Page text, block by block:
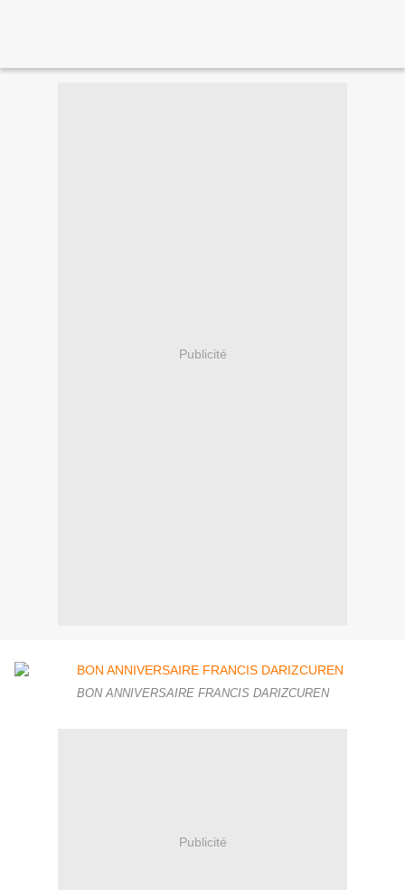
Publicité
BON ANNIVERSAIRE FRANCIS DARIZCUREN
Publicité